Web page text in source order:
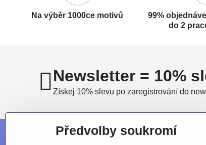
Na výběr 1000ce motivů
99%
do 2
Newsletter = 10%
Získej 10% slevu po zaregistrování do
Předvolby soukromí